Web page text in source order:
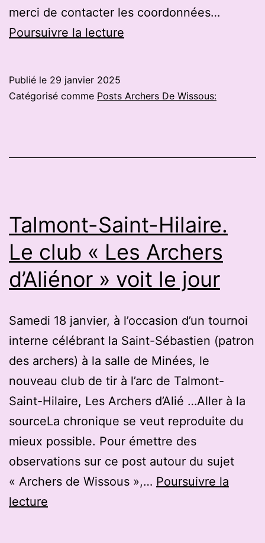
merci de contacter les coordonnées…
Poursuivre la lecture
Laurie
à
l’arc
Publié le 29 janvier 2025
Catégorisé comme Posts Archers De Wissous:
Talmont-Saint-Hilaire.
Le club « Les Archers
d’Aliénor » voit le jour
Samedi 18 janvier, à l’occasion d’un tournoi
interne célébrant la Saint-Sébastien (patron
des archers) à la salle de Minées, le
nouveau club de tir à l’arc de Talmont-
Saint-Hilaire, Les Archers d’Alié …Aller à la
sourceLa chronique se veut reproduite du
mieux possible. Pour émettre des
observations sur ce post autour du sujet
« Archers de Wissous »,… Poursuivre la
lecture